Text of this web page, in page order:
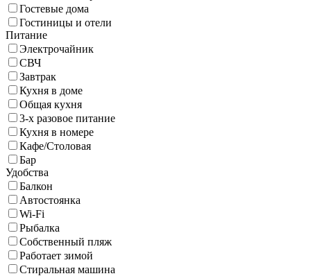
Гостевые дома
Гостиницы и отели
Питание
Электрочайник
СВЧ
Завтрак
Кухня в доме
Общая кухня
3-х разовое питание
Кухня в номере
Кафе/Столовая
Бар
Удобства
Балкон
Автостоянка
Wi-Fi
Рыбалка
Собственный пляж
Работает зимой
Стиральная машина